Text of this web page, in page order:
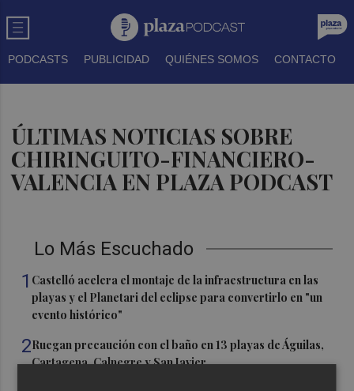
PODCASTS PUBLICIDAD QUIÉNES SOMOS CONTACTO
ÚLTIMAS NOTICIAS SOBRE
CHIRINGUITO-FINANCIERO-
VALENCIA EN PLAZA PODCAST
Lo Más Escuchado
1 Castelló acelera el montaje de la infraestructura en las
playas y el Planetari del eclipse para convertirlo en "un
evento histórico"
2Ruegan precaución con el baño en 13 playas de Águilas,
Cartagena, Calnegre y San Javier